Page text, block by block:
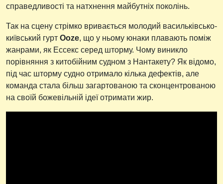
справедливості та натхнення майбутніх поколінь.
Так на сцену стрімко вривається молодий васильківсько-
київський гурт Ooze, що у ньому юнаки плавають поміж
жанрами, як Ессекс серед шторму. Чому виникло
порівняння з китобійним судном з Нантакету? Як відомо,
під час шторму судно отримало кілька дефектів, але
команда стала більш загартованою та сконцентрованою
на своїй божевільній ідеї отримати жир.